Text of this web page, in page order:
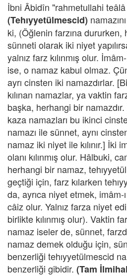
İbni Âbidîn "rahmetullahi
(Tehıyyetülmescid)
ki, (Öğlenin farzına
sünneti olarak iki niyet
yalnız farz kılınmış olur.
ise, o namaz kabul olmaz.
ayrı cinsten iki namazdırlar.
kılınan namazlar, ya vaktin
başka, herhangi bir
kaza namazları bu ikinci
namazı ile sünnet, aynı
namaz iki niyet ile kılınır.] İki
olanı kılınmış olur. Hâlbuki,
herhangi bir namaz,
geçtiği için, farz kılarken
da, ayrıca niyet etmek,
câiz olur. Yalnız farza niyet
birlikte kılınmış olur). Vaktin
namaz iseler de, sünnet,
namaz demek olduğu için,
benzerliği tehıyyetülmescid
benzerliği gibidir. (Tam